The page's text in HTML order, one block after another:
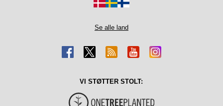
Se alle land
VI STØTTER STOLT: